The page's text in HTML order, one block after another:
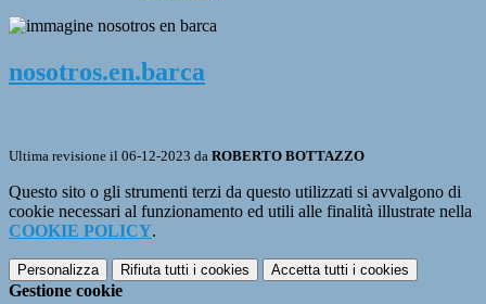
nosotros.en.barca
Ultima revisione il 06-12-2023 da ROBERTO BOTTAZZO
Questo sito o gli strumenti terzi da questo utilizzati si avvalgono di
cookie necessari al funzionamento ed utili alle finalità illustrate nella
COOKIE POLICY.
Personalizza Rifiuta tutti i cookies Accetta tutti i cookies
Gestione cookie